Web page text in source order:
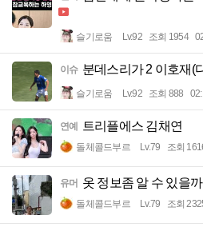
슬기로움 Lv.92 조회 1954
이슈 분데스리가 2 이호재(
슬기로움 Lv.92 조회 888
연예 트리플에스 김채연
돌체콜드부르 Lv.79 조회
유머 옷 정보좀 알 수 있을
돌체콜드부르 Lv.79 조회